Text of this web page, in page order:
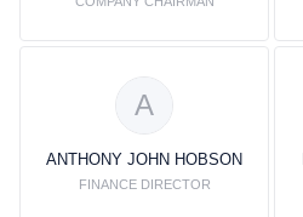
A
ANTHONY JOHN HOBSON
FINANCE DIRECTOR